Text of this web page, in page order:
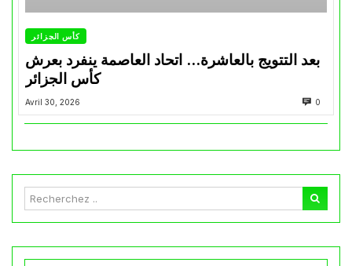
كأس الجزائر
بعد التتويج بالعاشرة… اتحاد العاصمة ينفرد بعرش
كأس الجزائر
Avril 30, 2026 0